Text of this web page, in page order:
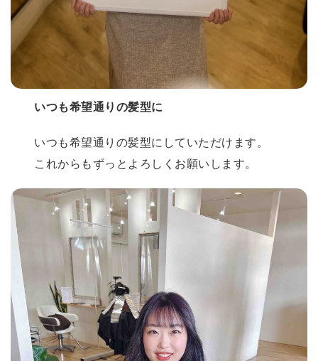
いつも希望通りの髪型に
いつも希望通りの髪型にしていただけます。
これからもずっとよろしくお願いします。